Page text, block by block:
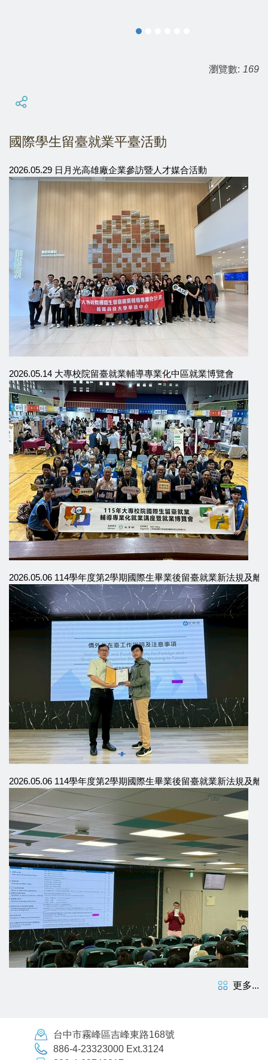
瀏覽數: 169
國際學生留臺就業平臺活動
2026.05.29 日月光高雄廠企業參訪暨人才媒合活動
2026.05.14 大專校院留臺就業輔導專業化中區就業博覽會
2026.05.06 114學年度第2學期國際生畢業後留臺就業新法規及離
2026.05.06 114學年度第2學期國際生畢業後留臺就業新法規及離
更多...
台中市霧峰區吉峰東路168號
886-4-23323000 Ext.3124